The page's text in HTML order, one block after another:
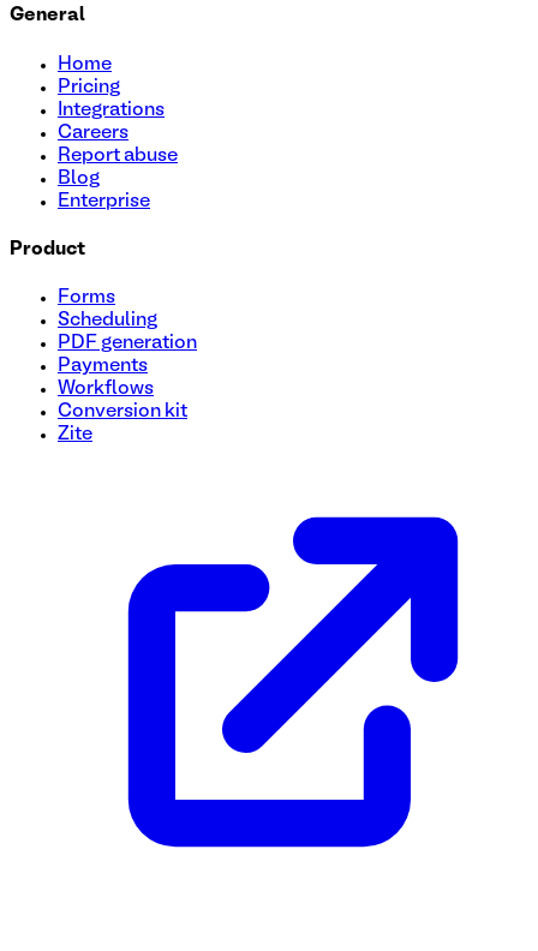
Créez un processus transparent pour recruter des affiliés
des informations essentielles telles que les données
General
Home
Pricing
Integrations
Careers
Report abuse
Blog
Enterprise
Product
Forms
Scheduling
PDF generation
Payments
Workflows
Conversion kit
Zite